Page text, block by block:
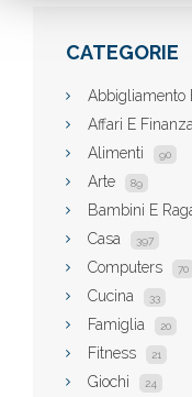
CATEGORIE
Abbigliamento
Affari E Finanza
Alimenti 90
Arte 89
Bambini E
Casa 397
Computers 70
Cucina 33
Famiglia 20
Fitness 21
Giochi 24